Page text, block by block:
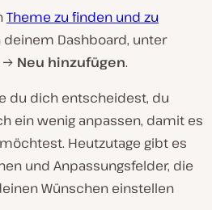
Theme zu finden und zu
deinem Dashboard, unter
→ Neu hinzufügen.
du dich entscheidest, du
ein wenig anpassen, damit es
Heutzutage gibt es
und Anpassungsfelder, die
Wünschen einstellen